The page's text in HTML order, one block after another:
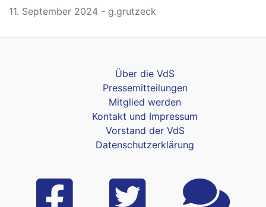
11. September 2024 - g.grutzeck
Über die VdS
Pressemitteilungen
Mitglied werden
Kontakt und Impressum
Vorstand der VdS
Datenschutzerklärung